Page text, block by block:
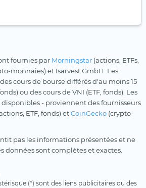
fournies par Morningstar (actions, ETFs,
monnaies) et Isarvest GmbH. Les
cours de bourse différés d'au moins 15
ou des cours de VNI (ETF, fonds). Les
disponibles - proviennent des fournisseurs
ETF, fonds) etCoinGecko (crypto-
pas les informations présentées et ne
données sont complètes et exactes.
(*) sont des liens publicitaires ou des